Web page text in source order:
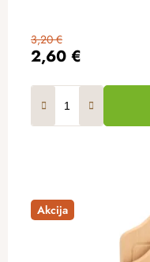
2,60 €
3,20 €
Akcija